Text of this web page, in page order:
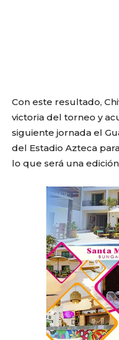
Con este resultado,
victoria del torneo y
siguiente jornada el
del Estadio Azteca
lo que será una